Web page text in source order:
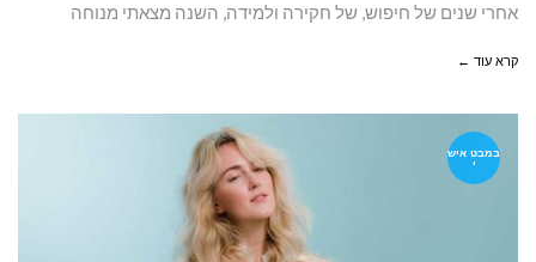
אחרי שנים של חיפוש, של חקירה ולמידה, השנה מצאתי מנוחה
קרא עוד ←
במבט איש
י